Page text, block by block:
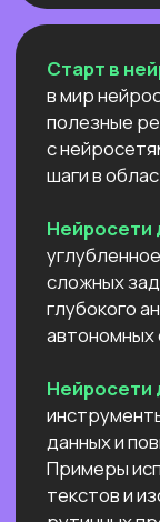
методы
с помощью
инструментов!
Промпт-
взаимодействие
превращает
решения:
Высшее
Чат-боты